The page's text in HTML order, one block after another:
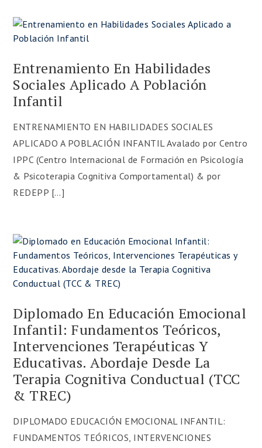
Entrenamiento En Habilidades
Sociales Aplicado A Población
Infantil
ENTRENAMIENTO EN HABILIDADES SOCIALES
APLICADO A POBLACIÓN INFANTIL Avalado por Centro
IPPC (Centro Internacional de Formación en Psicología
& Psicoterapia Cognitiva Comportamental) & por
REDEPP […]
Diplomado En Educación Emocional
Infantil: Fundamentos Teóricos,
Intervenciones Terapéuticas Y
Educativas. Abordaje Desde La
Terapia Cognitiva Conductual (TCC
& TREC)
DIPLOMADO EDUCACIÓN EMOCIONAL INFANTIL:
FUNDAMENTOS TEÓRICOS, INTERVENCIONES
⚡
¡Inscripciones abiertas!
💻Diplomados 100% online y
asincrónicos
– estudialo a tu ritmo, desde
cualquier lugar:
1️⃣Programa de Certificación en Terapia
Cognitiva Conductual (TCC) & Terapia
Racional Emotiva Conductual (TREC)
2️⃣Diplomado en Orientación Vocacional: